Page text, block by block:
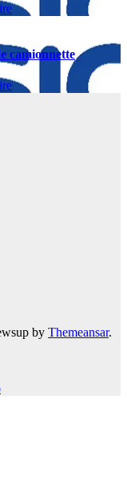
camionnette
by Themeansar.